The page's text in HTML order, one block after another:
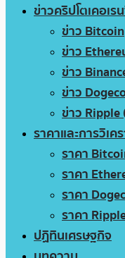
ข่าวคริปโตเคอเร
ข่าว Bitcoin
ข่าว
ข่าว
ข่าว
ข่าว Ripple
ราคาและการวิเค
ราคา
ราคา
ราคา
ราคา
ปฏิทินเศรษฐกิจ